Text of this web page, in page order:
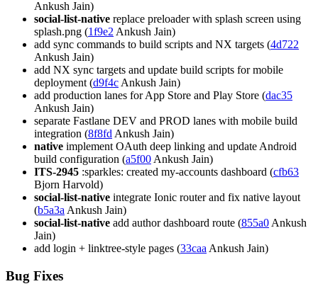
Ankush Jain)
social-list-native replace preloader with splash screen using
splash.png (1f9e2 Ankush Jain)
add sync commands to build scripts and NX targets (4d722
Ankush Jain)
add NX sync targets and update build scripts for mobile
deployment (d9f4c Ankush Jain)
add production lanes for App Store and Play Store (dac35
Ankush Jain)
separate Fastlane DEV and PROD lanes with mobile build
integration (8f8fd Ankush Jain)
native implement OAuth deep linking and update Android
build configuration (a5f00 Ankush Jain)
ITS-2945 :sparkles: created my-accounts dashboard (cfb63
Bjorn Harvold)
social-list-native integrate Ionic router and fix native layout
(b5a3a Ankush Jain)
social-list-native add author dashboard route (855a0 Ankush
Jain)
add login + linktree-style pages (33caa Ankush Jain)
Bug Fixes